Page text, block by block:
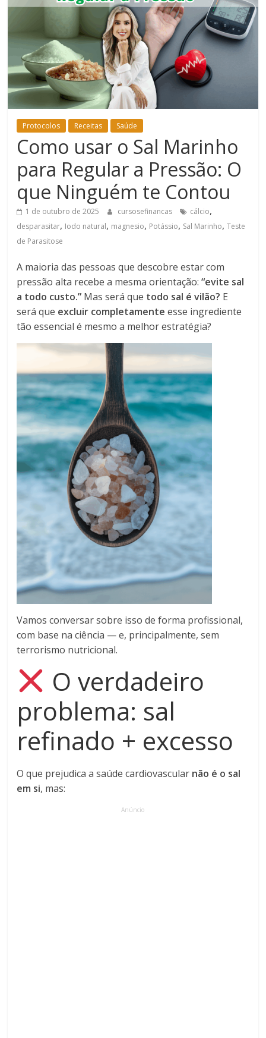
Protocolos Receitas Saúde
Como usar o Sal Marinho
para Regular a Pressão: O
que Ninguém te Contou
1 de outubro de 2025 cursosefinancas cálcio,
desparasitar, Iodo natural, magnesio, Potássio, Sal Marinho,Teste
de Parasitose
A maioria das pessoas que descobre estar com
pressão alta recebe a mesma orientação:“evite sal
a todo custo.” Mas será que todo sal é vilão? E
será que excluir completamente esse ingrediente
tão essencial é mesmo a melhor estratégia?
Vamos conversar sobre isso de forma profissional,
com base na ciência — e, principalmente, sem
terrorismo nutricional.
O verdadeiro
problema: sal
refinado + excesso
O que prejudica a saúde cardiovascular não é o sal
em si, mas:
Anúncio